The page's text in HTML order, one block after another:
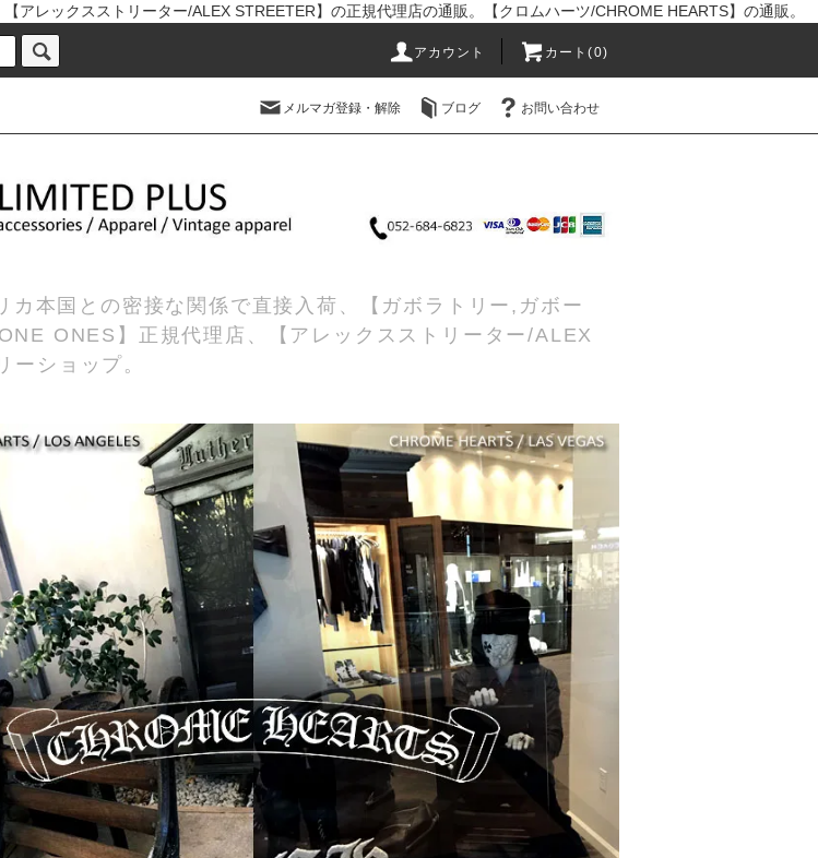
レックスストリーター/ALEX STREETER】の正規代理店の通販。【クロムハーツ/CHROME HEARTS】の通販。
アカウント カート(0)
メルマガ登録・解除 ブログ お問い合わせ
本国との密接な関係で直接入荷、【ガボラトリー,ガボー
ONES】正規代理店、【アレックスストリーター/ALEX
ショップ。